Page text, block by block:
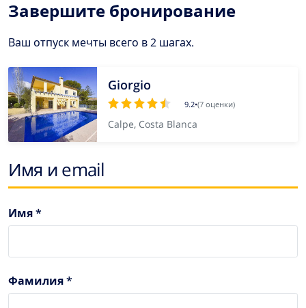
Завершите бронирование
Ваш отпуск мечты всего в 2 шагах.
Giorgio
9.2•(7 оценки)
Calpe, Costa Blanca
Имя и email
Имя *
Фамилия *